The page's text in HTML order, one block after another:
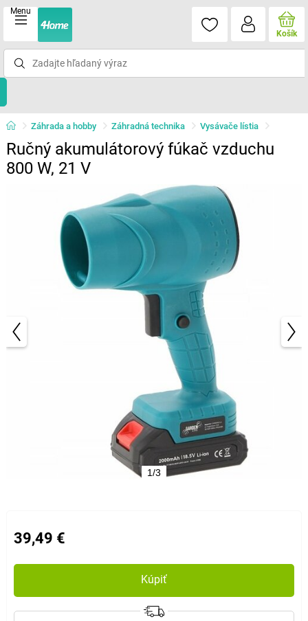
Menu
Košík
Záhrada a hobby Záhradná technika Vysávače lístia
Ručný akumulátorový fúkač vzduchu
800 W, 21 V
1/3
39,49 €
Kúpiť